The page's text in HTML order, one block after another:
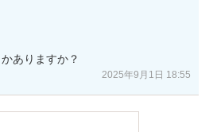
ありますか？
2025年9月1日 18:55